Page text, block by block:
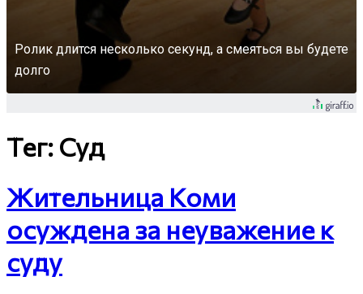
Ролик длится несколько секунд, а смеяться вы будете
долго
Тег: Суд
Жительница Коми
осуждена за неуважение к
суду